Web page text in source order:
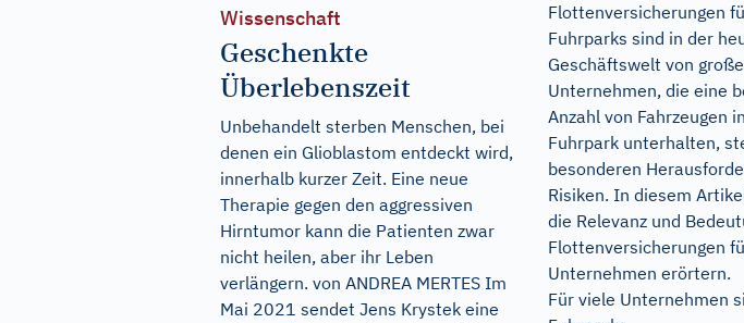
Wissenschaft
Geschenkte
Überlebenszeit
Unbehandelt sterben Menschen, bei
denen ein Glioblastom entdeckt wird,
innerhalb kurzer Zeit. Eine neue
Therapie gegen den aggressiven
Hirntumor kann die Patienten zwar
nicht heilen, aber ihr Leben
verlängern. von ANDREA MERTES Im
Mai 2021 sendet Jens Krystek eine
Flottenversicherungen
Fuhrparks sind in der
Geschäftswelt von
Unternehmen, die eine
Anzahl von Fahrzeugen
Fuhrpark unterhalten,
besonderen
Risiken. In diesem
die Relevanz und
Flottenversicherungen
Unternehmen erörtern.
Für viele Unternehmen